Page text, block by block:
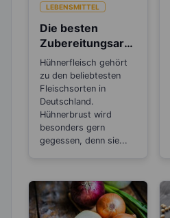
LEBENSMITTEL
Die besten
Zubereitungsarte
n für
Hühnerfleisch
Hühnerfleisch gehört
zu den beliebtesten
Fleischsorten in
Deutschland.
Hühnerbrust wird
besonders gern
gegessen, denn sie...